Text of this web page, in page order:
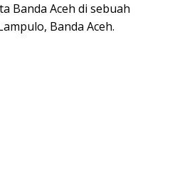
Banda Aceh di sebuah
Banda Aceh.